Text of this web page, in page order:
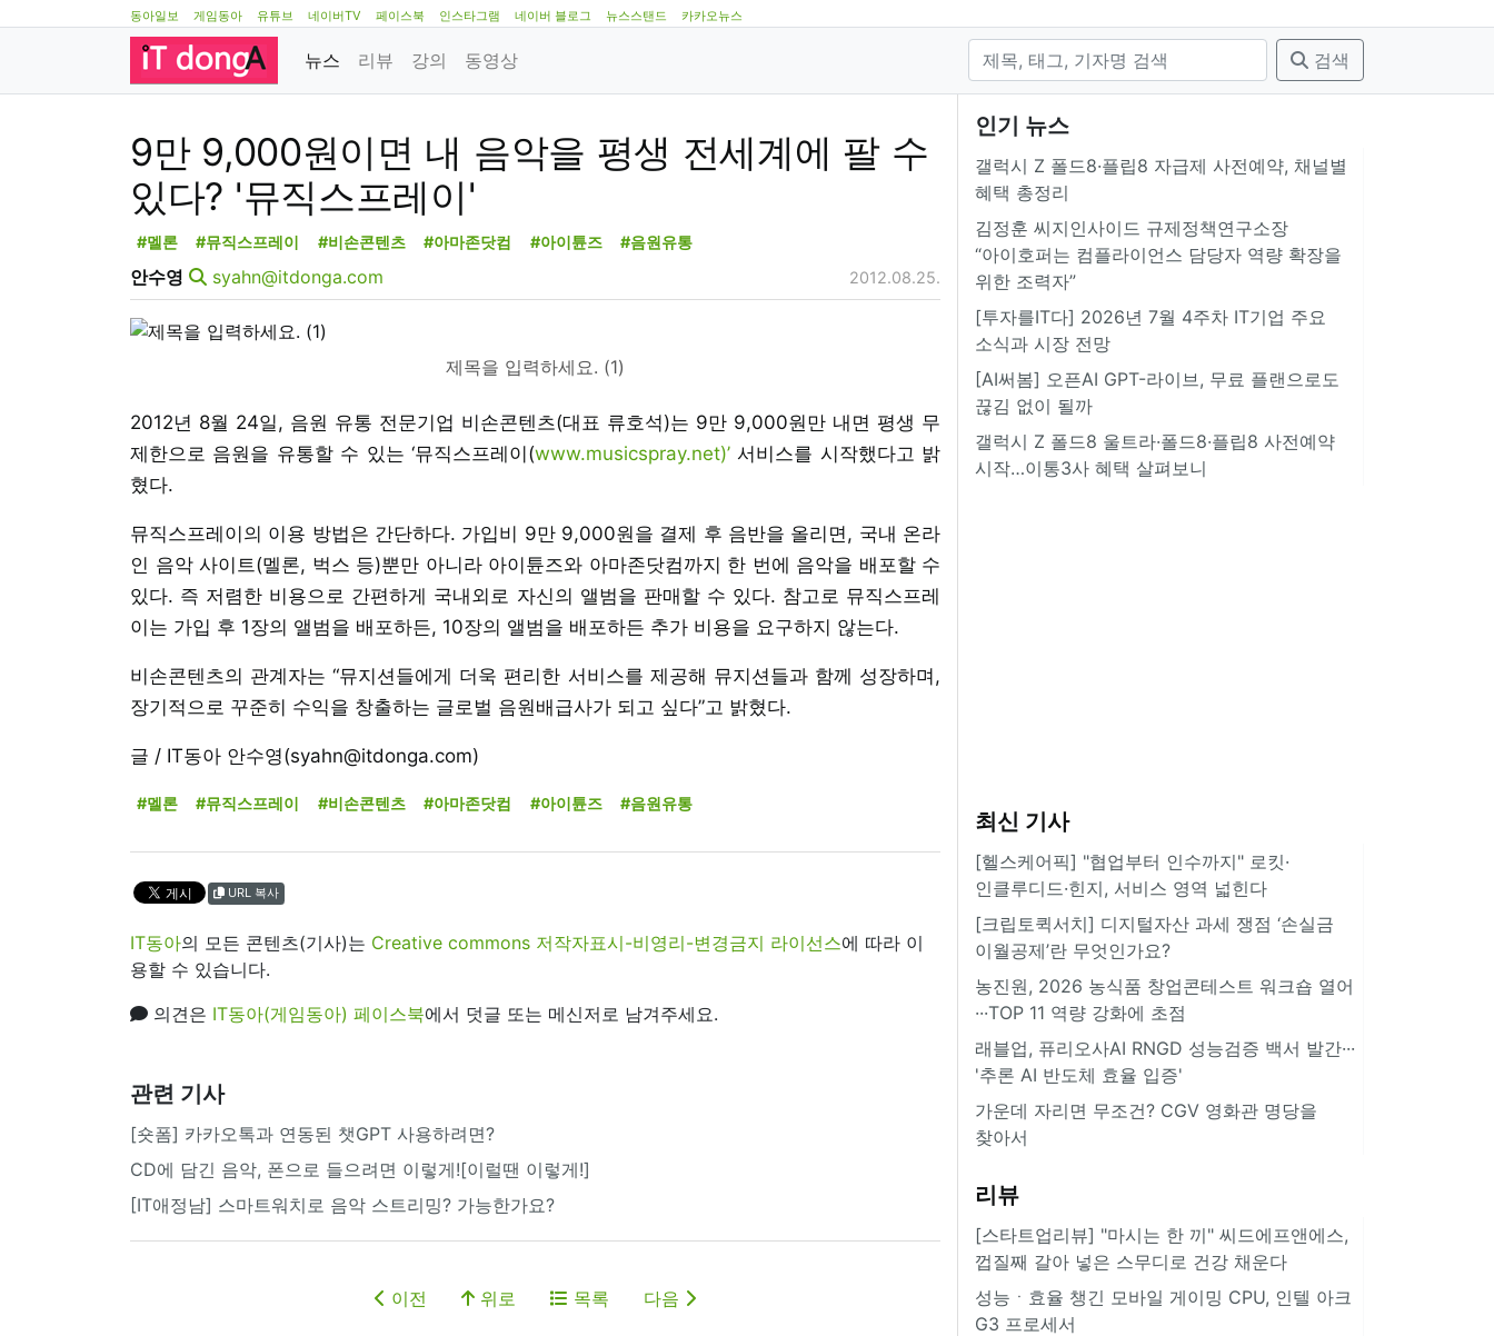
동아일보 게임동아 유튜브 네이버TV 페이스북 인스타그램 네이버 블로그 뉴스스탠드 카카오뉴스
뉴스 리뷰 강의 동영상 검색
9만 9,000원이면 내 음악을 평생 전세계에 팔 수
있다? '뮤직스프레이'
#멜론 #뮤직스프레이 #비손콘텐츠 #아마존닷컴 #아이튠즈 #음원유통
안수영 syahn@itdonga.com 2012.08.25.
제목을 입력하세요. (1)
2012년 8월 24일, 음원 유통 전문기업 비손콘텐츠(대표 류호석)는 9만 9,000원만 내면 평생 무
제한으로 음원을 유통할 수 있는 ‘뮤직스프레이(www.musicspray.net)’서비스를 시작했다고 밝
혔다.
뮤직스프레이의 이용 방법은 간단하다. 가입비 9만 9,000원을 결제 후 음반을 올리면, 국내 온라
인 음악 사이트(멜론, 벅스 등)뿐만 아니라 아이튠즈와 아마존닷컴까지 한 번에 음악을 배포할 수
있다. 즉 저렴한 비용으로 간편하게 국내외로 자신의 앨범을 판매할 수 있다. 참고로 뮤직스프레
이는 가입 후 1장의 앨범을 배포하든, 10장의 앨범을 배포하든 추가 비용을 요구하지 않는다.
비손콘텐츠의 관계자는 “뮤지션들에게 더욱 편리한 서비스를 제공해 뮤지션들과 함께 성장하며,
장기적으로 꾸준히 수익을 창출하는 글로벌 음원배급사가 되고 싶다”고 밝혔다.
글 / IT동아 안수영(syahn@itdonga.com)
#멜론 #뮤직스프레이 #비손콘텐츠 #아마존닷컴 #아이튠즈 #음원유통
URL 복사
IT동아의 모든 콘텐츠(기사)는 Creative commons 저작자표시-비영리-변경금지 라이선스에 따라 이
용할 수 있습니다.
의견은 IT동아(게임동아) 페이스북에서 덧글 또는 메신저로 남겨주세요.
관련 기사
[숏폼] 카카오톡과 연동된 챗GPT 사용하려면?
CD에 담긴 음악, 폰으로 들으려면 이렇게![이럴땐 이렇게!]
[IT애정남] 스마트워치로 음악 스트리밍? 가능한가요?
이전 위로 목록 다음
인기 뉴스
갤럭시 Z 폴드8·플립8 자급제 사전예약, 채널별
혜택 총정리
김정훈 씨지인사이드 규제정책연구소장
“아이호퍼는 컴플라이언스 담당자 역량 확장을
위한 조력자”
[투자를IT다] 2026년 7월 4주차 IT기업 주요
소식과 시장 전망
[AI써봄] 오픈AI GPT-라이브, 무료 플랜으로도
끊김 없이 될까
갤럭시 Z 폴드8 울트라·폴드8·플립8 사전예약
시작…이통3사 혜택 살펴보니
최신 기사
[헬스케어픽] "협업부터 인수까지" 로킷·
인클루디드·힌지, 서비스 영역 넓힌다
[크립토퀵서치] 디지털자산 과세 쟁점 ‘손실금
이월공제’란 무엇인가요?
농진원, 2026 농식품 창업콘테스트 워크숍 열어
···TOP 11 역량 강화에 초점
래블업, 퓨리오사AI RNGD 성능검증 백서 발간···
'추론 AI 반도체 효율 입증'
가운데 자리면 무조건? CGV 영화관 명당을
찾아서
리뷰
[스타트업리뷰] "마시는 한 끼" 씨드에프앤에스,
껍질째 갈아 넣은 스무디로 건강 채운다
성능ㆍ효율 챙긴 모바일 게이밍 CPU, 인텔 아크
G3 프로세서